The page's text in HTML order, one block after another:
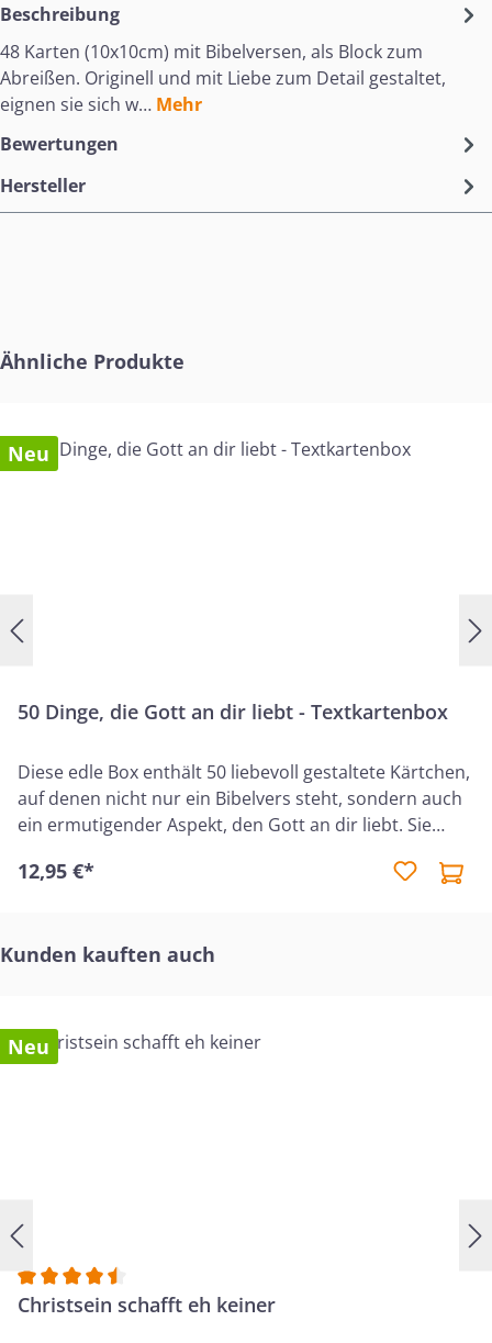
Beschreibung
48 Karten (10x10cm) mit Bibelversen, als Block zum
Abreißen. Originell und mit Liebe zum Detail gestaltet,
eignen sie sich w… Mehr
Bewertungen
Hersteller
Produktgalerie überspringen
Ähnliche Produkte
Neu
50 Dinge, die Gott an dir liebt - Textkartenbox
Diese edle Box enthält 50 liebevoll gestaltete Kärtchen,
auf denen nicht nur ein Bibelvers steht, sondern auch
ein ermutigender Aspekt, den Gott an dir liebt. Sie
gesehen, gehalten und unendlich geliebt.
12,95 €*
Produktgalerie überspringen
Kunden kauften auch
Neu
Durchschnittliche Bewertung von 4.5 von 5 Sternen
Christsein schafft eh keiner